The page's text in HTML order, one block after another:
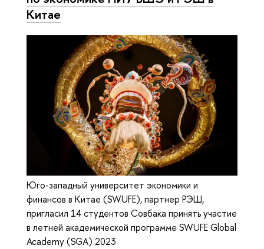
Китае
Юго-западный университет экономики и
финансов в Китае (SWUFE), партнер РЭШ,
пригласил 14 студентов Совбака принять участие
в летней академической программе SWUFE Global
Academy (SGA) 2023